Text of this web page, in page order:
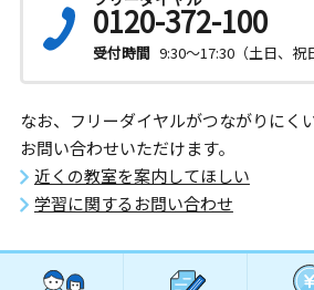
0120-372-100
受付時間 9:30～17:30（土日、祝
なお、フリーダイヤルがつながりにく
お問い合わせいただけます。
近くの教室を案内してほしい
学習に関するお問い合わせ